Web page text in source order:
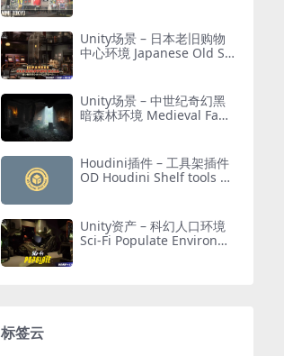
Unity场景 – 日本老旧购物
中心环境 Japanese Old Sh
ed)
Unity场景 – 中世纪奇幻黑
暗森林环境 Medieval Fant
Houdini插件 – 工具架插件
OD Houdini Shelf tools 20
Unity资产 – 科幻人口环境
Sci-Fi Populate Environm
标签云